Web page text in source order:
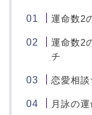
運命数2
運命数2
チ
恋愛相
月詠の